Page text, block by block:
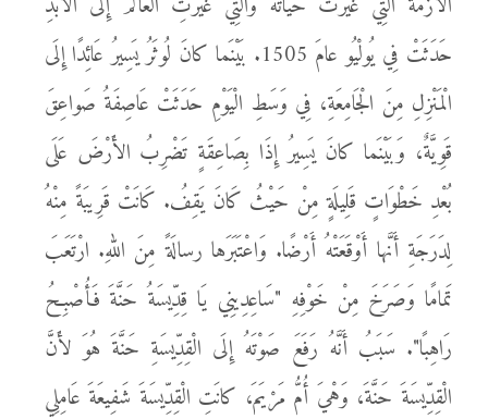
حَدَثَتْ فِي يُولْيُو عامَ 1505. بَيْنَما كانَ لُوثَرُ يَسِيرُ عَائِدًا إِلَى
الْمَنْزِلِ مِنَ الْجَامِعَةِ، فِي وَسَطِ الْيَوْمِ حَدَثَتْ عَاصِفَةُ صَواعِقَ
قَوِيَّةٌ، وَبَيْنَما كانَ يَسِيرُ إِذَا بِصَاعِقَةٍ تَضْرِبُ الأَرْضَ عَلَى
بُعْدِ خَطْوَاتٍ قَلِيلَةٍ مِنْ حَيْثُ كَانَ يَقِفُ. كَانَتْ قَرِيبَةً مِنْهُ
لِدَرَجَةِ أَنَّها أَوْقَعَتْهُ أَرْضًا. وَاعْتَبَرَها رسالَةً مِنَ اللهِ. ارْتَعَبَ
تَمامًا وَصَرَخَ مِنْ خَوْفِهِ "سَاعِدِينِي يَا قِدِّيسَةُ حَنَّةَ فَأُصْبِحُ
رَاهِبًا". سَبَبُ أَنَّهُ رَفَعَ صَوْتَهُ إِلَى الْقِدِّيسَةِ حَنَّةَ هُوَ لأَنَّ
الْقِدِّيسَةَ حَنَّةَ، وَهْيَ أُمُّ مَرْيَمَ، كانَتِ الْقِدِّيسَةَ شَفِيعَةَ عَامِلِي